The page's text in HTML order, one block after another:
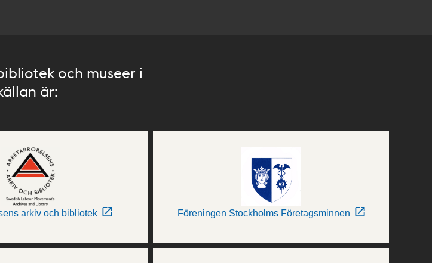
och museer i
är:
arkiv och bibliotek Föreningen Stockholms Företagsminnen